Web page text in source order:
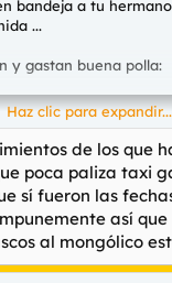
bandeja a tu
...
y gastan buena polla:
Haz clic para expandir...
de los que
poca paliza taxi
sí fueron las
así que
al mongólico